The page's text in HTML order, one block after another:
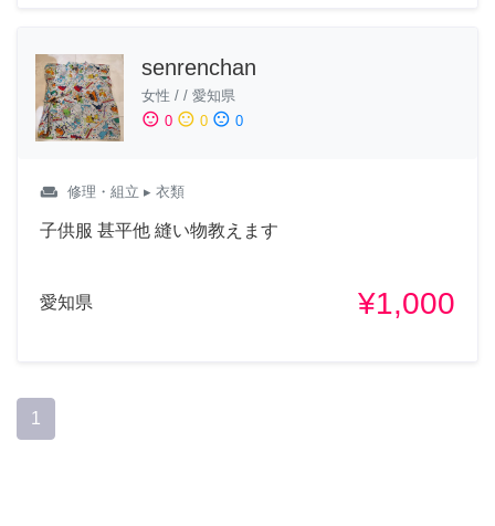
senrenchan
女性 / / 愛知県
sentiment_satisfied 0 sentiment_neutral 0 sentiment_dissatisfied 0
weekend 修理・組立 ▸ 衣類
子供服 甚平他 縫い物教えます
愛知県 ¥1,000
1